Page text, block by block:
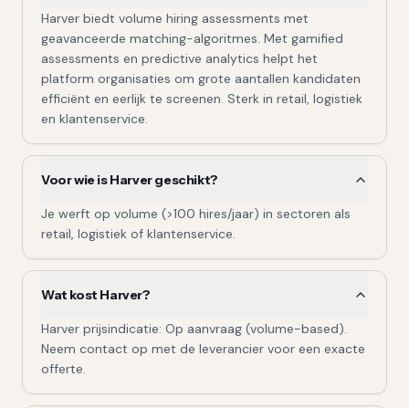
Harver biedt volume hiring assessments met
geavanceerde matching-algoritmes. Met gamified
assessments en predictive analytics helpt het
platform organisaties om grote aantallen kandidaten
efficiënt en eerlijk te screenen. Sterk in retail, logistiek
en klantenservice.
Voor wie is Harver geschikt?
Je werft op volume (>100 hires/jaar) in sectoren als
retail, logistiek of klantenservice.
Wat kost Harver?
Harver prijsindicatie: Op aanvraag (volume-based).
Neem contact op met de leverancier voor een exacte
offerte.